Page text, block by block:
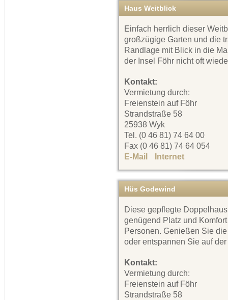
Haus Weitblick
Einfach herrlich dieser
großzügige Garten und die
Randlage mit Blick in die
der Insel Föhr nicht oft
Kontakt:
Vermietung durch:
Freienstein auf Föhr
Strandstraße 58
25938 Wyk
Tel. (0 46 81) 74 64 00
Fax (0 46 81) 74 64 054
E-Mail
Internet
Hüs Godewind
Diese gepflegte
genügend Platz und
Personen. Genießen Sie
oder entspannen Sie auf
Kontakt:
Vermietung durch:
Freienstein auf Föhr
Strandstraße 58